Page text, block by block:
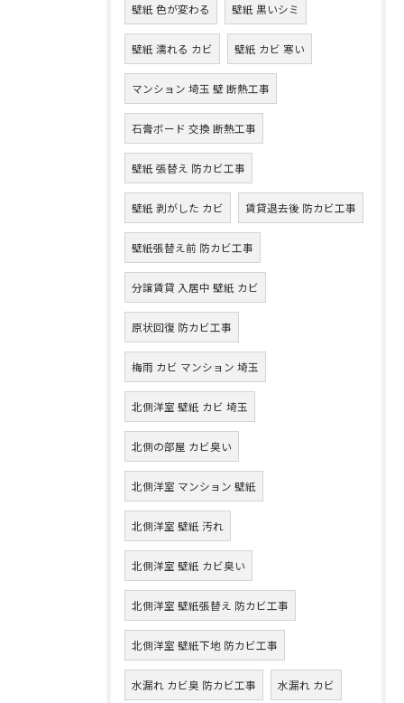
壁紙 色が変わる 壁紙 黒いシミ
壁紙 濡れる カビ 壁紙 カビ 寒い
マンション 埼玉 壁 断熱工事
石膏ボード 交換 断熱工事
壁紙 張替え 防カビ工事
壁紙 剥がした カビ 賃貸退去後 防カビ工事
壁紙張替え前 防カビ工事
分譲賃貸 入居中 壁紙 カビ
原状回復 防カビ工事
梅雨 カビ マンション 埼玉
北側洋室 壁紙 カビ 埼玉
北側の部屋 カビ臭い
北側洋室 マンション 壁紙
北側洋室 壁紙 汚れ
北側洋室 壁紙 カビ臭い
北側洋室 壁紙張替え 防カビ工事
北側洋室 壁紙下地 防カビ工事
水漏れ カビ臭 防カビ工事 水漏れ カビ